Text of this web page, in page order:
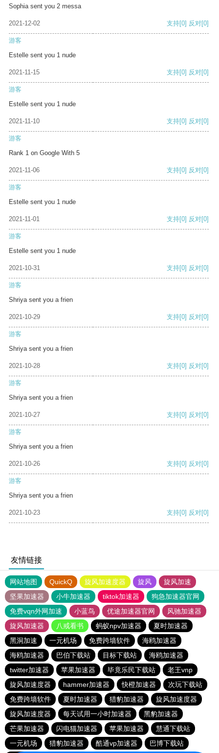
Sophia sent you 2 messa
2021-12-02 支持[0] 反对[0]
游客
Estelle sent you 1 nude
2021-11-15 支持[0] 反对[0]
游客
Estelle sent you 1 nude
2021-11-10 支持[0] 反对[0]
游客
Rank 1 on Google With 5
2021-11-06 支持[0] 反对[0]
游客
Estelle sent you 1 nude
2021-11-01 支持[0] 反对[0]
游客
Estelle sent you 1 nude
2021-10-31 支持[0] 反对[0]
游客
Shriya sent you a frien
2021-10-29 支持[0] 反对[0]
游客
Shriya sent you a frien
2021-10-28 支持[0] 反对[0]
游客
Shriya sent you a frien
2021-10-27 支持[0] 反对[0]
游客
Shriya sent you a frien
2021-10-26 支持[0] 反对[0]
游客
Shriya sent you a frien
2021-10-23 支持[0] 反对[0]
友情链接
网站地图 QuickQ 旋风加速度器 旋风
旋风加速
坚果加速器
小牛加速器 tiktok加速器
狗急加速器官网
免费vqn外网加速
小蓝鸟 优途加速器官网
风驰加速器
旋风加速器
八戒看书 蚂蚁npv加速器
夏时加速器
黑洞加速
一元机场 免费跨墙软件
海鸥加速器
海鸥加速器
巴伯下载站 目标下载站
海鸥加速器
twitter加速器
苹果加速器 毕竟乐民下载站
老王vnp
旋风加速度器
hammer加速器 快橙加速器
次玩下载站
免费跨墙软件
夏时加速器 猎豹加速器
旋风加速度器
旋风加速度器
每天试用一小时加速器
黑豹加速器
芒果加速器
闪电猫加速器 苹果加速器
慧通下载站
一元机场
猎豹加速器 酷通vp加速器 巴博下载站